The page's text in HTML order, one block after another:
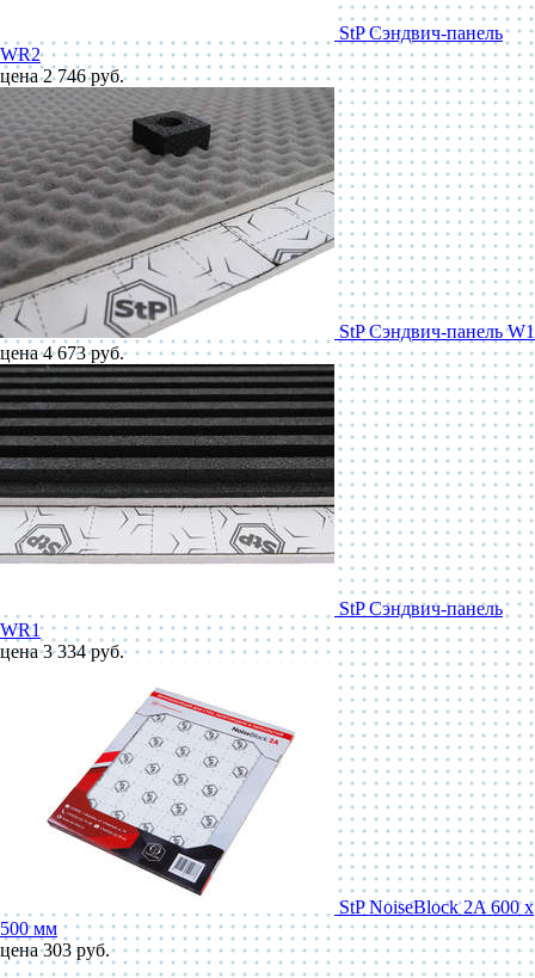
StP Сэндвич-панель
WR2
цена 2 746 руб.
StP Сэндвич-панель W1
цена 4 673 руб.
StP Сэндвич-панель
WR1
цена 3 334 руб.
StP NoiseBlock 2A 600 x
500 мм
цена 303 руб.